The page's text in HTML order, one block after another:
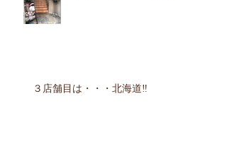
３店舗目は・・・北海道‼︎